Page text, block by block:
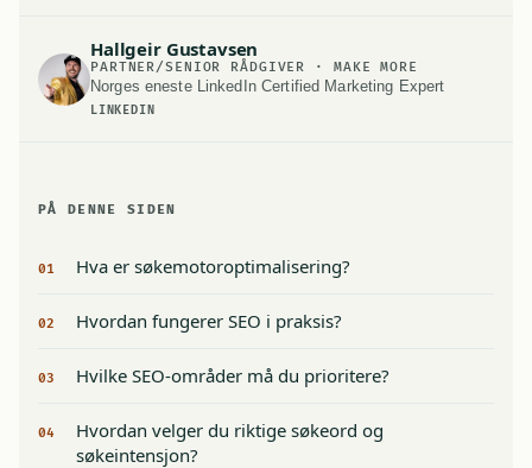
Hallgeir Gustavsen
PARTNER/SENIOR RÅDGIVER · MAKE MORE
Norges eneste LinkedIn Certified Marketing Expert
LINKEDIN
PÅ DENNE SIDEN
01 Hva er søkemotoroptimalisering?
02 Hvordan fungerer SEO i praksis?
03 Hvilke SEO-områder må du prioritere?
04
Hvordan velger du riktige søkeord og
søkeintensjon?